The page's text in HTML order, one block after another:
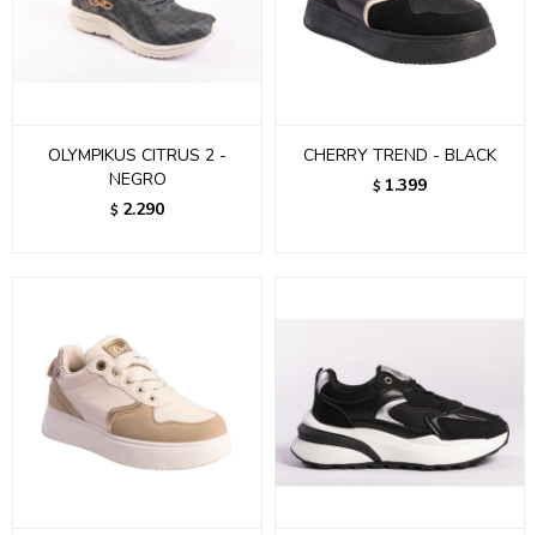
OLYMPIKUS CITRUS 2 -
NEGRO
$ 2.290
CHERRY TREND - BLACK
$ 1.399